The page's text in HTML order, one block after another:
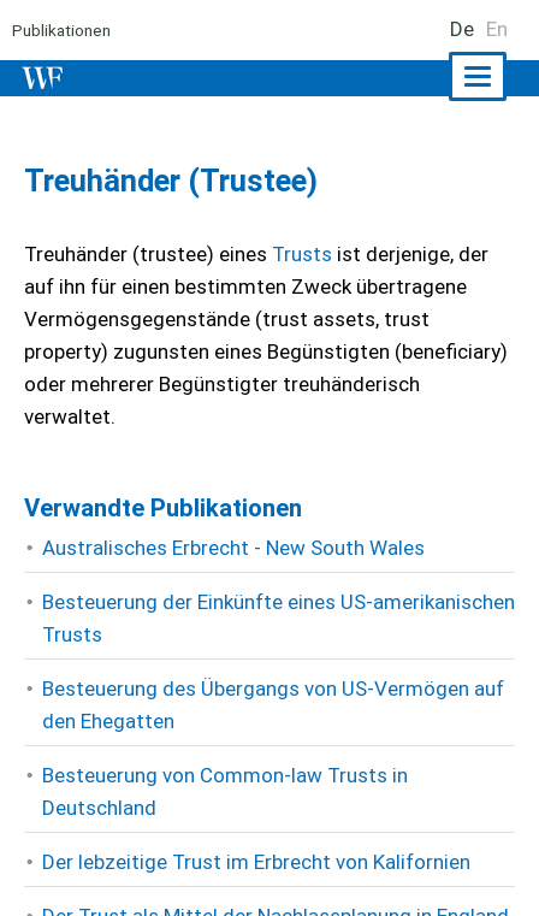
Publikationen De En
Treuhänder (Trustee)
Treuhänder (trustee) eines Trusts ist derjenige, der
auf ihn für einen bestimmten Zweck übertragene
Vermögensgegenstände (trust assets, trust
property) zugunsten eines Begünstigten (beneficiary)
oder mehrerer Begünstigter treuhänderisch
verwaltet.
Verwandte Publikationen
Australisches Erbrecht - New South Wales
Besteuerung der Einkünfte eines US-amerikanischen
Trusts
Besteuerung des Übergangs von US-Vermögen auf
den Ehegatten
Besteuerung von Common-law Trusts in
Deutschland
Der lebzeitige Trust im Erbrecht von Kalifornien